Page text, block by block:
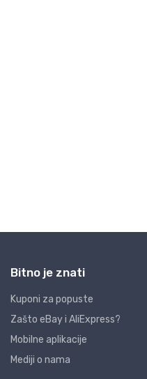
Bitno je znati
Kuponi za popuste
Zašto eBay i AliExpress?
Mobilne aplikacije
Mediji o nama